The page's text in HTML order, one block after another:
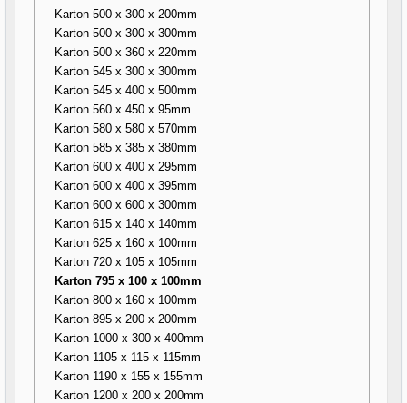
Karton 500 x 300 x 200mm
Karton 500 x 300 x 300mm
Karton 500 x 360 x 220mm
Karton 545 x 300 x 300mm
Karton 545 x 400 x 500mm
Karton 560 x 450 x 95mm
Karton 580 x 580 x 570mm
Karton 585 x 385 x 380mm
Karton 600 x 400 x 295mm
Karton 600 x 400 x 395mm
Karton 600 x 600 x 300mm
Karton 615 x 140 x 140mm
Karton 625 x 160 x 100mm
Karton 720 x 105 x 105mm
Karton 795 x 100 x 100mm
Karton 800 x 160 x 100mm
Karton 895 x 200 x 200mm
Karton 1000 x 300 x 400mm
Karton 1105 x 115 x 115mm
Karton 1190 x 155 x 155mm
Karton 1200 x 200 x 200mm